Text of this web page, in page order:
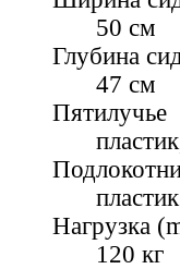
50 см
Глубина
47 см
Пятилучье
пластик
Нагрузка
120 кг